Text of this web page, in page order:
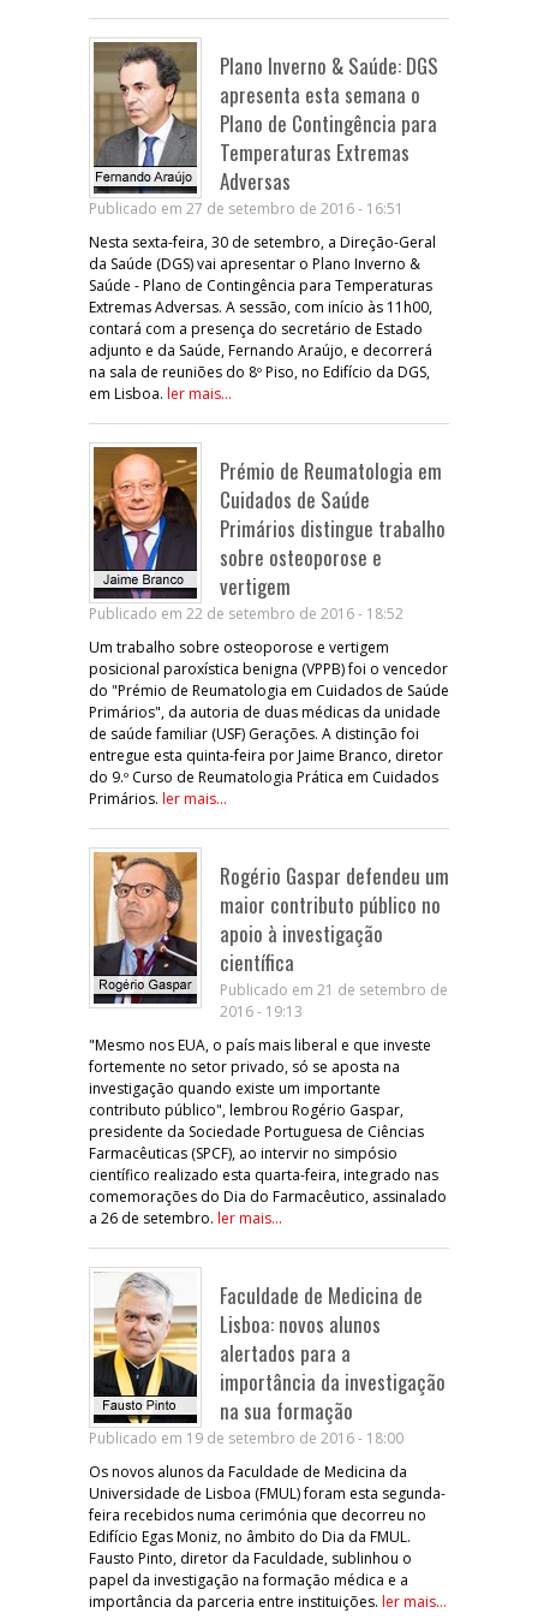
Plano Inverno & Saúde: DGS
apresenta esta semana o
Plano de Contingência para
Temperaturas Extremas
Adversas
Publicado em 27 de setembro de 2016 - 16:51
Nesta sexta-feira, 30 de setembro, a Direção-Geral
da Saúde (DGS) vai apresentar o Plano Inverno &
Saúde - Plano de Contingência para Temperaturas
Extremas Adversas. A sessão, com início às 11h00,
contará com a presença do secretário de Estado
adjunto e da Saúde, Fernando Araújo, e decorrerá
na sala de reuniões do 8º Piso, no Edifício da DGS,
em Lisboa. ler mais...
Prémio de Reumatologia em
Cuidados de Saúde
Primários distingue trabalho
sobre osteoporose e
vertigem
Publicado em 22 de setembro de 2016 - 18:52
Um trabalho sobre osteoporose e vertigem
posicional paroxística benigna (VPPB) foi o vencedor
do "Prémio de Reumatologia em Cuidados de Saúde
Primários", da autoria de duas médicas da unidade
de saúde familiar (USF) Gerações. A distinção foi
entregue esta quinta-feira por Jaime Branco, diretor
do 9.º Curso de Reumatologia Prática em Cuidados
Primários. ler mais...
Rogério Gaspar defendeu um
maior contributo público no
apoio à investigação
científica
Publicado em 21 de setembro de
2016 - 19:13
"Mesmo nos EUA, o país mais liberal e que investe
fortemente no setor privado, só se aposta na
investigação quando existe um importante
contributo público", lembrou Rogério Gaspar,
presidente da Sociedade Portuguesa de Ciências
Farmacêuticas (SPCF), ao intervir no simpósio
científico realizado esta quarta-feira, integrado nas
comemorações do Dia do Farmacêutico, assinalado
a 26 de setembro. ler mais...
Faculdade de Medicina de
Lisboa: novos alunos
alertados para a
importância da investigação
na sua formação
Publicado em 19 de setembro de 2016 - 18:00
Os novos alunos da Faculdade de Medicina da
Universidade de Lisboa (FMUL) foram esta segunda-
feira recebidos numa cerimónia que decorreu no
Edifício Egas Moniz, no âmbito do Dia da FMUL.
Fausto Pinto, diretor da Faculdade, sublinhou o
papel da investigação na formação médica e a
importância da parceria entre instituições. ler mais...